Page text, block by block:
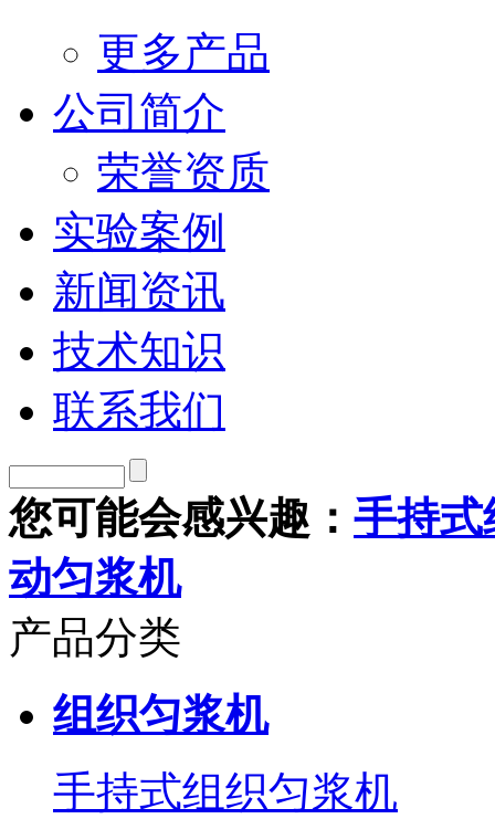
更多产品
公司简介
荣誉资质
实验案例
新闻资讯
技术知识
联系我们
您可能会感兴趣： 手持式
动匀浆机
产品分类
组织匀浆机
手持式组织匀浆机